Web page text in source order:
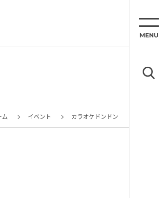
ム イベント カラオケドンドン